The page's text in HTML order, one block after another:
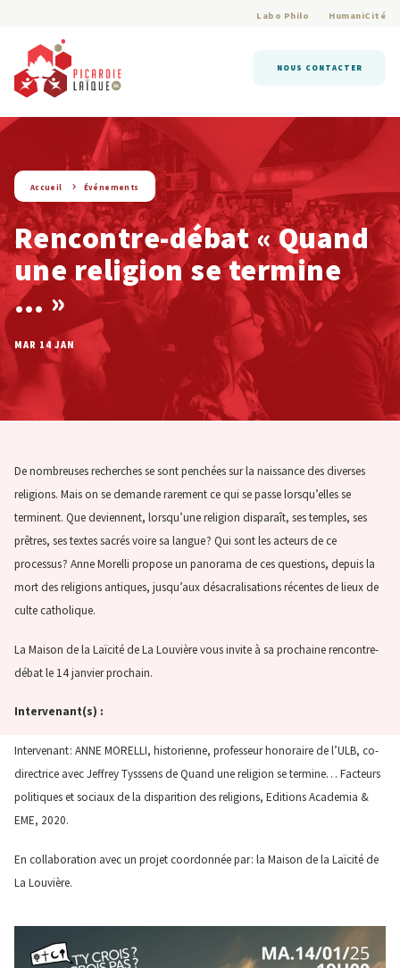
Labo Philo HumaniCité
NOUS CONTACTER
string(9) « evenement »
Accueil Événements
Rencontre-débat « Quand
une religion se termine
… »
MAR 14 JAN
De nombreuses recherches se sont penchées sur la naissance des diverses
religions. Mais on se demande rarement ce qui se passe lorsqu’elles se
terminent. Que deviennent, lorsqu’une religion disparaît, ses temples, ses
prêtres, ses textes sacrés voire sa langue ? Qui sont les acteurs de ce
processus ? Anne Morelli propose un panorama de ces questions, depuis la
mort des religions antiques, jusqu’aux désacralisations récentes de lieux de
culte catholique.
La Maison de la Laïcité de La Louvière vous invite à sa prochaine rencontre-
débat le 14 janvier prochain.
Intervenant(s) :
Intervenant : ANNE MORELLI, historienne, professeur honoraire de l’ULB, co-
directrice avec Jeffrey Tysssens de Quand une religion se termine… Facteurs
politiques et sociaux de la disparition des religions, Editions Academia &
EME, 2020.
En collaboration avec un projet coordonnée par : la Maison de la Laïcité de
La Louvière.